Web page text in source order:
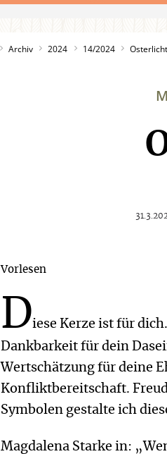
Archiv 2024 14/2024 Osterlicht
Vorlesen
Diese Kerze ist für
Dankbarkeit für dein
Wertschätzung für deine
Konfliktbereitschaft.
Symbolen gestalte ich
Magdalena Starke in: